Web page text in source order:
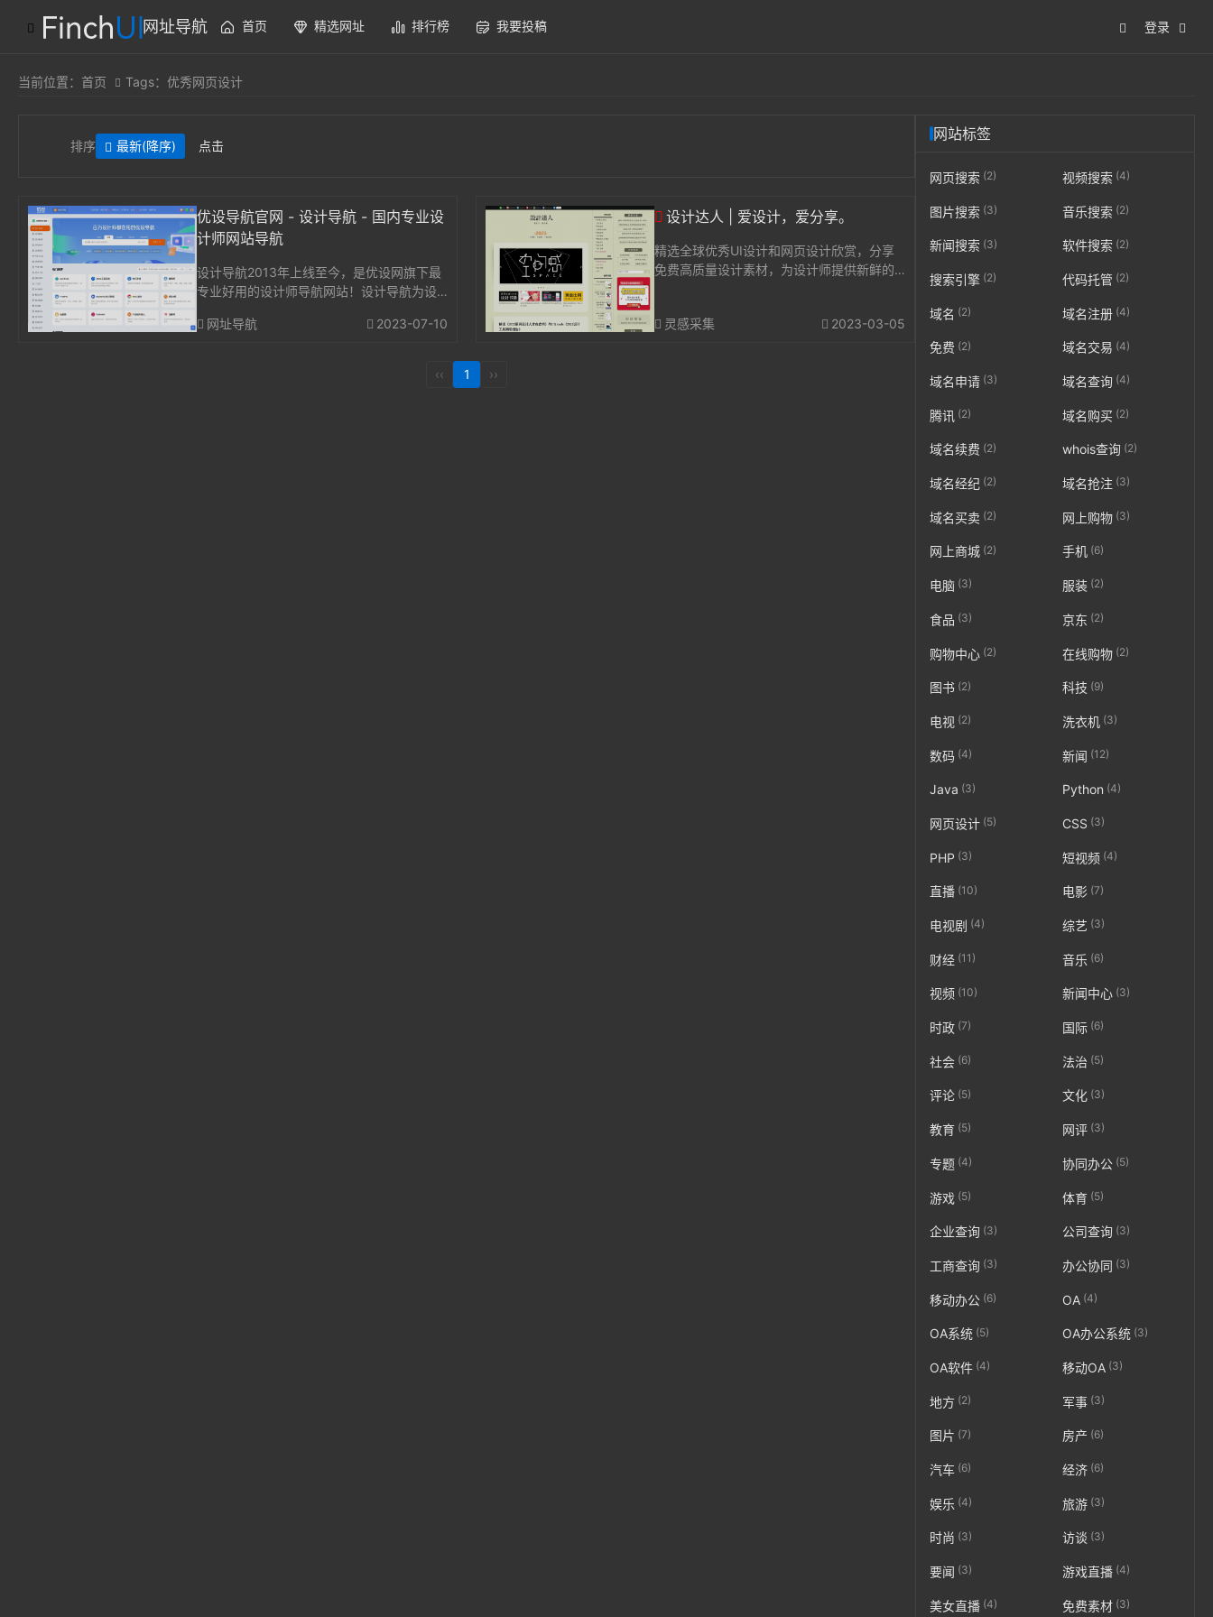
网址导航 首页 精选网址 排行榜 我要投稿 登录
当前位置： 首页 Tags：优秀网页设计
排序 最新(降序) 点击
优设导航官网 - 设计导航 - 国内专业设
计师网站导航
设计导航2013年上线至今，是优设网旗下最
专业好用的设计师导航网站！设计导航为设
下载、高清图库、App设计、网页设计等设
网址导航 2023-07-10
设计达人 | 爱设计，爱分享。
精选全球优秀UI设计和网页设计欣赏，分享
免费高质量设计素材，为设计师提供新鲜的
灵感采集
2023-03-05
‹‹ 1 ››
网站标签
网页搜索 (2) 视频搜索 (4)
图片搜索 (3) 音乐搜索 (2)
新闻搜索 (3) 软件搜索 (2)
搜索引擎 (2) 代码托管 (2)
域名 (2) 域名注册(4)
免费 (2) 域名交易 (4)
域名申请 (3) 域名查询(4)
腾讯 (2) 域名购买 (2)
域名续费 (2) whois查询(2)
域名经纪 (2) 域名抢注 (3)
域名买卖 (2) 网上购物(3)
网上商城 (2) 手机 (6)
电脑 (3) 服装(2)
食品 (3) 京东 (2)
购物中心 (2) 在线购物(2)
图书 (2) 科技 (9)
电视 (2) 洗衣机 (3)
数码 (4) 新闻 (12)
Java (3) Python (4)
网页设计 (5) CSS (3)
PHP (3) 短视频(4)
直播 (10) 电影 (7)
电视剧 (4) 综艺 (3)
财经 (11) 音乐 (6)
视频 (10) 新闻中心 (3)
时政 (7) 国际(6)
社会 (6) 法治 (5)
评论 (5) 文化 (3)
教育 (5) 网评(3)
专题 (4) 协同办公(5)
游戏 (5) 体育(5)
企业查询 (3) 公司查询(3)
工商查询 (3) 办公协同 (3)
移动办公 (6) OA (4)
OA系统 (5) OA办公系统(3)
OA软件 (4) 移动OA (3)
地方 (2) 军事 (3)
图片 (7) 房产 (6)
汽车 (6) 经济(6)
娱乐 (4) 旅游(3)
时尚 (3) 访谈 (3)
要闻 (3) 游戏直播(4)
美女直播 (4) 免费素材(3)